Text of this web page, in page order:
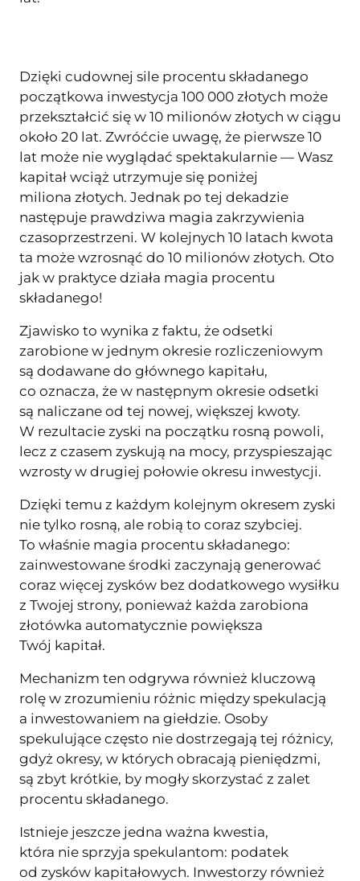
Dzięki cudownej sile procentu składanego
początkowa inwestycja 100 000 złotych może
przekształcić się w 10 milionów złotych w ciągu
około 20 lat. Zwróćcie uwagę, że pierwsze 10
lat może nie wyglądać spektakularnie — Wasz
kapitał wciąż utrzymuje się poniżej
miliona złotych. Jednak po tej dekadzie
następuje prawdziwa magia zakrzywienia
czasoprzestrzeni. W kolejnych 10 latach kwota
ta może wzrosnąć do 10 milionów złotych. Oto
jak w praktyce działa magia procentu
składanego!
Zjawisko to wynika z faktu, że odsetki
zarobione w jednym okresie rozliczeniowym
są dodawane do głównego kapitału,
co oznacza, że w następnym okresie odsetki
są naliczane od tej nowej, większej kwoty.
W rezultacie zyski na początku rosną powoli,
lecz z czasem zyskują na mocy, przyspieszając
wzrosty w drugiej połowie okresu inwestycji.
Dzięki temu z każdym kolejnym okresem zyski
nie tylko rosną, ale robią to coraz szybciej.
To właśnie magia procentu składanego:
zainwestowane środki zaczynają generować
coraz więcej zysków bez dodatkowego wysiłku
z Twojej strony, ponieważ każda zarobiona
złotówka automatycznie powiększa
Twój kapitał.
Mechanizm ten odgrywa również kluczową
rolę w zrozumieniu różnic między spekulacją
a inwestowaniem na giełdzie. Osoby
spekulujące często nie dostrzegają tej różnicy,
gdyż okresy, w których obracają pieniędzmi,
są zbyt krótkie, by mogły skorzystać z zalet
procentu składanego.
Istnieje jeszcze jedna ważna kwestia,
która nie sprzyja spekulantom: podatek
od zysków kapitałowych. Inwestorzy również